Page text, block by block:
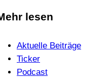
lesen
Aktuelle Beiträge
Ticker
Podcast